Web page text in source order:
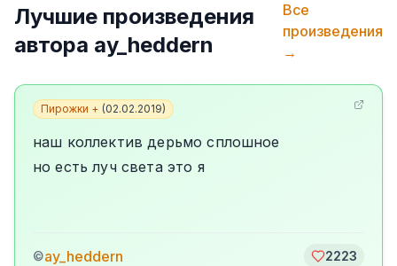
Лучшие произведения
автора ay_heddern
Все
произведения
→
Пирожки + (02.02.2019)
наш коллектив дерьмо сплошное
но есть луч света это я
©ay_heddern 2223